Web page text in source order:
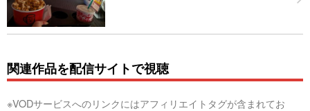
関連作品を配信サイトで視聴
※VODサービスへのリンクにはアフィリエイトタグが含まれてお